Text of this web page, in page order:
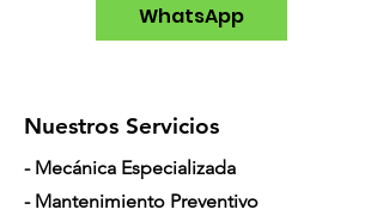
WhatsApp
Nuestros Servicios
- Mecánica Especializada
- Mantenimiento Preventivo